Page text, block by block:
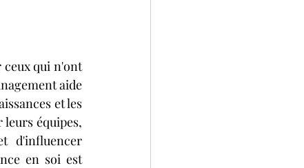
qui n'ont
aide
et les
équipes,
d'influencer
en soi est